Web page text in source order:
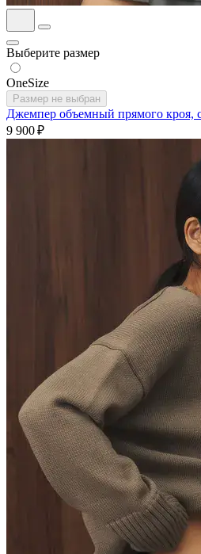
Выберите размер
OneSize
Размер не выбран
Джемпер объемный прямого кроя,
9 900 ₽